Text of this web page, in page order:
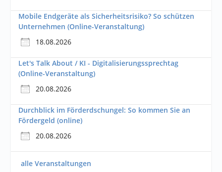
Mobile Endgeräte als Sicherheitsrisiko? So schützen
Unternehmen (Online-Veranstaltung)
18.08.2026
Let's Talk About / KI - Digitalisierungssprechtag
(Online-Veranstaltung)
20.08.2026
Durchblick im Förderdschungel: So kommen Sie an
Fördergeld (online)
20.08.2026
alle Veranstaltungen